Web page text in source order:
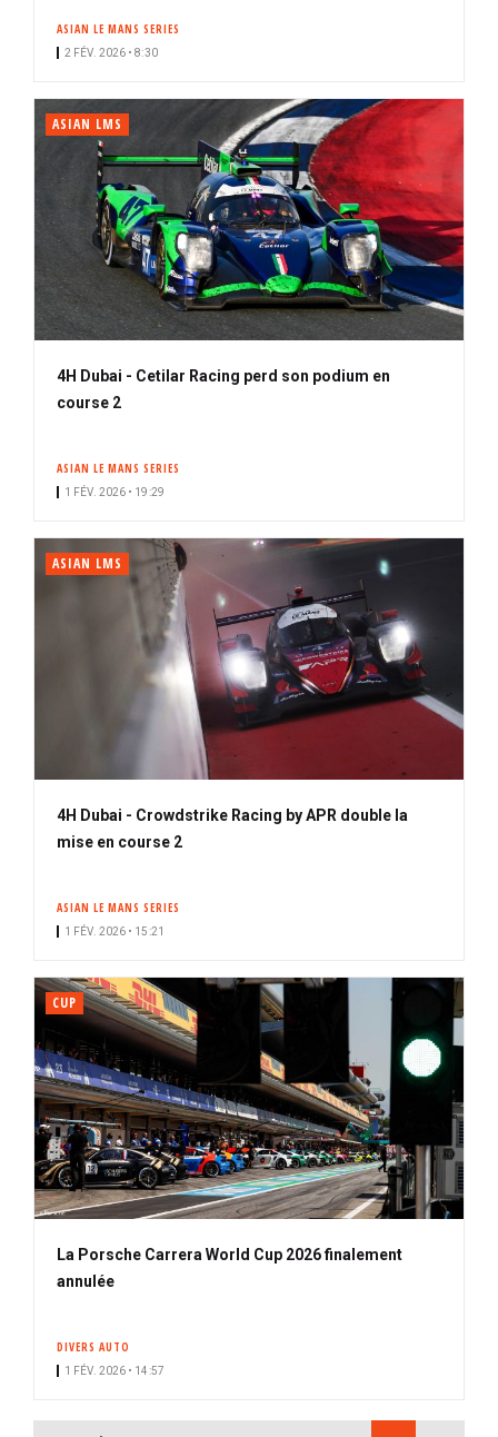
ASIAN LE MANS SERIES
2 FÉV. 2026 • 8:30
ASIAN LMS
4H Dubai - Cetilar Racing perd son podium en
course 2
ASIAN LE MANS SERIES
1 FÉV. 2026 • 19:29
ASIAN LMS
4H Dubai - Crowdstrike Racing by APR double la
mise en course 2
ASIAN LE MANS SERIES
1 FÉV. 2026 • 15:21
CUP
La Porsche Carrera World Cup 2026 finalement
annulée
DIVERS AUTO
1 FÉV. 2026 • 14:57